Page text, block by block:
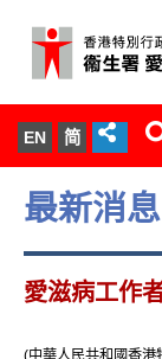
EN 简
關於我們
服務範圍
最新消息
愛滋病工作
(中華人民共和國香